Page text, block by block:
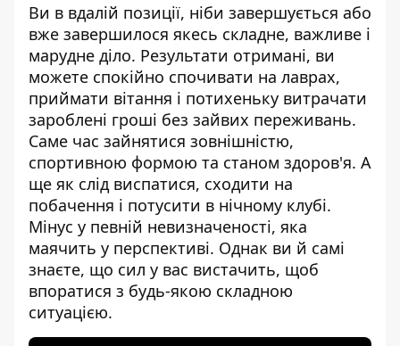
Ви в вдалій позиції, ніби завершується або
вже завершилося якесь складне, важливе і
марудне діло. Результати отримані, ви
можете спокійно спочивати на лаврах,
приймати вітання і потихеньку витрачати
зароблені гроші без зайвих переживань.
Саме час зайнятися зовнішністю,
спортивною формою та станом здоров'я. А
ще як слід виспатися, сходити на
побачення і потусити в нічному клубі.
Мінус у певній невизначеності, яка
маячить у перспективі. Однак ви й самі
знаєте, що сил у вас вистачить, щоб
впоратися з будь-якою складною
ситуацією.